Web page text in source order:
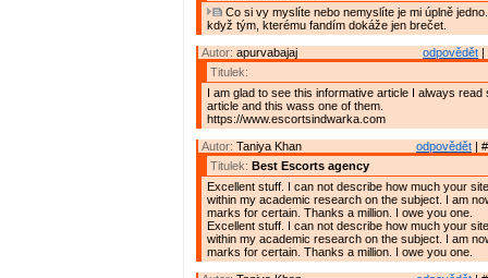
Co si vy myslíte nebo nemyslíte je mi úplně
když tým, kterému fandím dokáže jen brečet.
odpovědět |
Autor: apurvabajaj
Titulek:
I am glad to see this informative article I always read
article and this wass one of them.
https://www.escortsindwarka.com
odpovědět |
Autor: Taniya Khan
Titulek: Best Escorts agency
Excellent stuff. I can not describe how much your
within my academic research on the subject. I am
marks for certain. Thanks a million. I owe you one.
Excellent stuff. I can not describe how much your
within my academic research on the subject. I am
marks for certain. Thanks a million. I owe you one.